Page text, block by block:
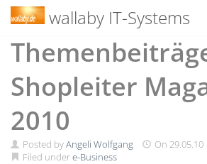
Skip
wallaby IT-Systems
Shopleiter
2010
Posted byAngeli Wolfgang On 29.05.10
Filed undere-Business